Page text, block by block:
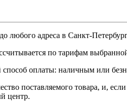
любого адреса в Санкт-
по тарифам
оплаты: наличным или
поставляемого товара, и,
центр.